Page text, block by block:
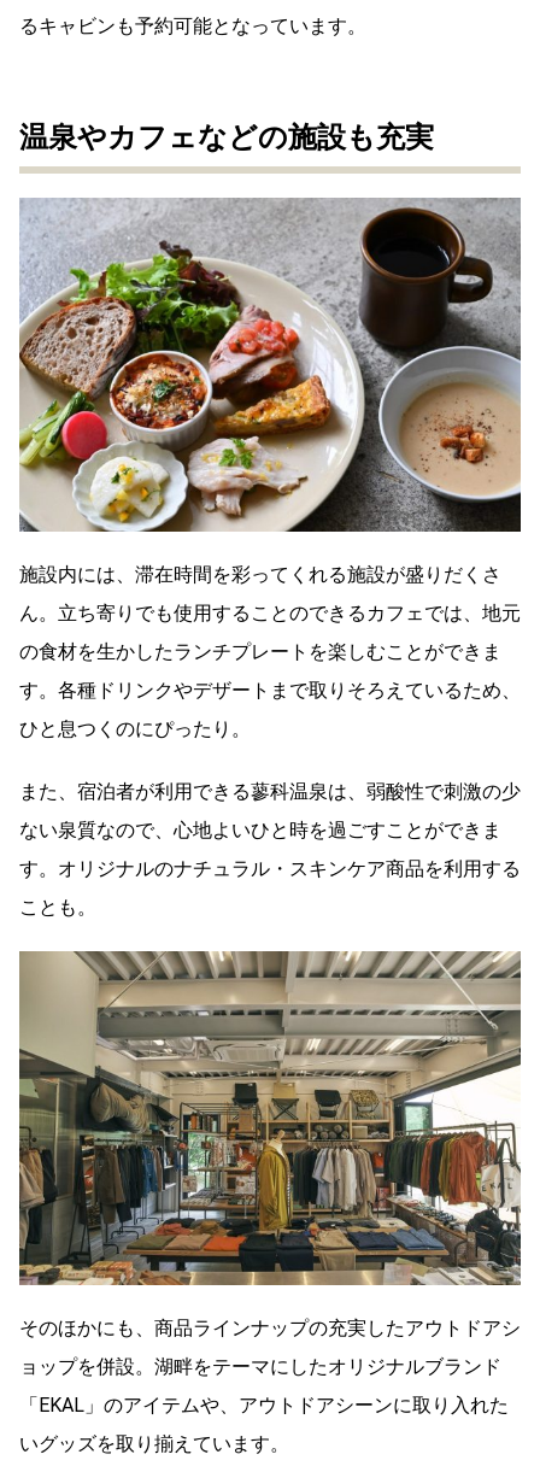
るキャビンも予約可能となっています。
温泉やカフェなどの施設も充実
施設内には、滞在時間を彩ってくれる施設が盛りだくさ
ん。立ち寄りでも使用することのできるカフェでは、地元
の食材を生かしたランチプレートを楽しむことができま
す。各種ドリンクやデザートまで取りそろえているため、
ひと息つくのにぴったり。
また、宿泊者が利用できる蓼科温泉は、弱酸性で刺激の少
ない泉質なので、心地よいひと時を過ごすことができま
す。オリジナルのナチュラル・スキンケア商品を利用する
ことも。
そのほかにも、商品ラインナップの充実したアウトドアシ
ョップを併設。湖畔をテーマにしたオリジナルブランド
「EKAL」のアイテムや、アウトドアシーンに取り入れた
いグッズを取り揃えています。